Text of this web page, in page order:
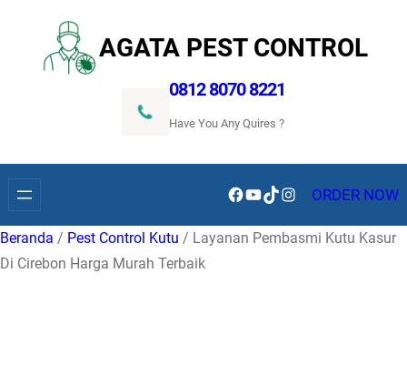
konten
AGATA PEST CONTROL
0812 8070 8221
Have You Any Quires ?
Facebook
YouTube
TikTokInstagramORDER NOW
Beranda / Pest Control Kutu / Layanan Pembasmi Kutu Kasur
Di Cirebon Harga Murah Terbaik